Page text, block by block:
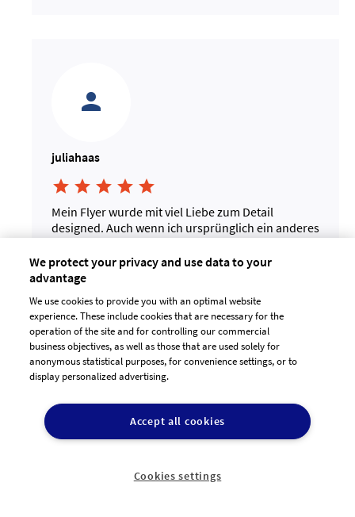
juliahaas
    
Mein Flyer wurde mit viel Liebe zum Detail
designed. Auch wenn ich ursprünglich ein anderes
Applefield in Kombination mit einem anderen
Format restlos überzeugt.
29.03.2021 18:57:32
We protect your privacy and use data to your
advantage
We use cookies to provide you with an optimal website
experience. These include cookies that are necessary for the
operation of the site and for controlling our commercial
business objectives, as well as those that are used solely for
anonymous statistical purposes, for convenience settings, or to
display personalized advertising.
Accept all cookies
Cookies settings